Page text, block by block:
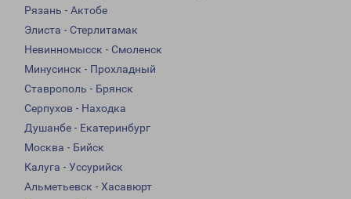
Рязань - Актобе
Элиста - Стерлитамак
Невинномысск - Смоленск
Минусинск - Прохладный
Ставрополь - Брянск
Серпухов - Находка
Душанбе - Екатеринбург
Москва - Бийск
Калуга - Уссурийск
Альметьевск - Хасавюрт